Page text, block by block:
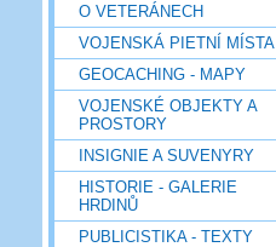
O VETERÁNECH
VOJENSKÁ PIETNÍ MÍSTA
GEOCACHING - MAPY
VOJENSKÉ OBJEKTY A
PROSTORY
INSIGNIE A SUVENYRY
HISTORIE - GALERIE
HRDINŮ
PUBLICISTIKA - TEXTY